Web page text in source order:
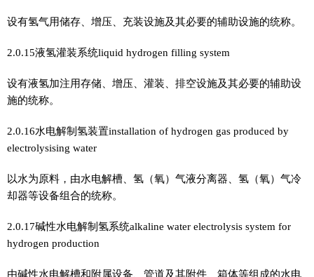
设有氢气用储存、增压、充装设施及其必要的辅助设施的统称。
2.0.15液氢灌装系统liquid hydrogen filling system
设有液氢加注用存储、增压、灌装、排空设施及其必要的辅助设
施的统称。
2.0.16水电解制氢装置installation of hydrogen gas produced by
electrolysising water
以水为原料，由水电解槽、氢（氧）气液分离器、氢（氧）气冷
却器等设备组合的统称。
2.0.17碱性水电解制氢系统alkaline water electrolysis system for
hydrogen production
由碱性水电解槽和附属设备、管道及其附件、箱体等组成的水电